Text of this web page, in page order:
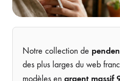
Notre collection de
des plus larges du web
modèles en argent massif